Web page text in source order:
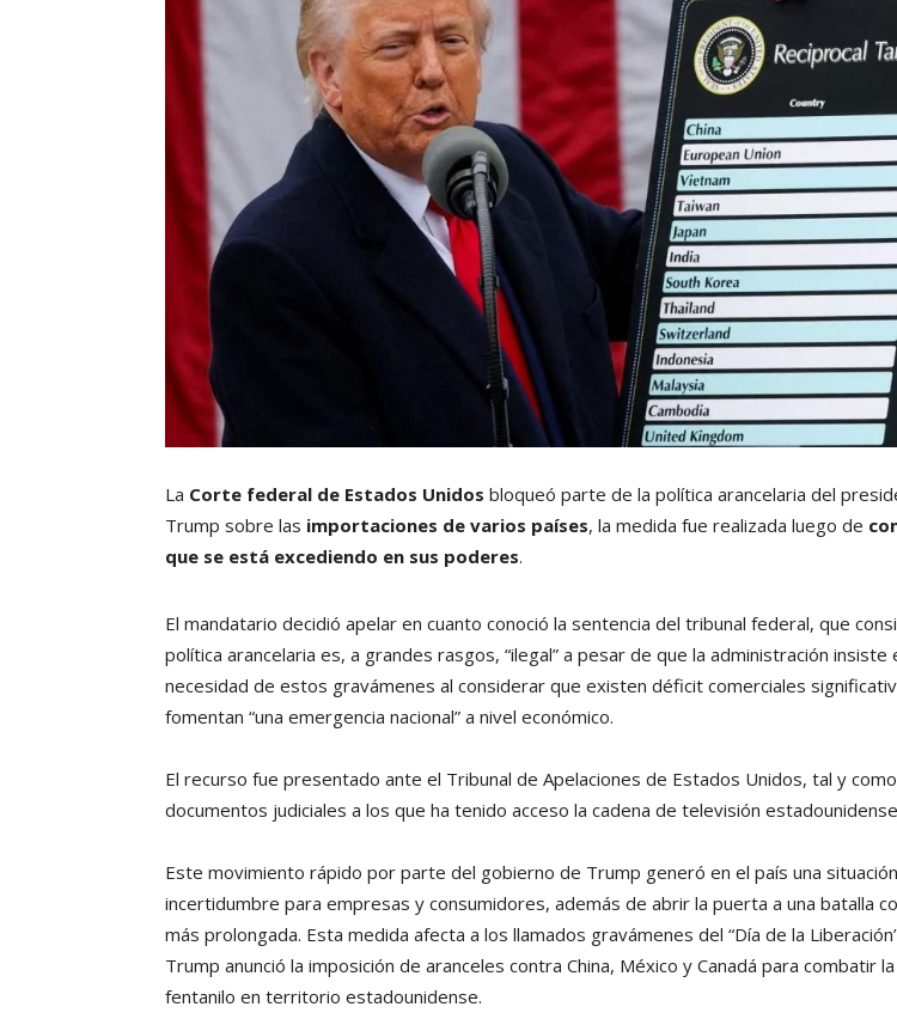
La Corte federal de Estados Unidos bloqueó parte de la política arancelaria del
Trump sobre las importaciones de varios países, la medida fue realizada luego de
que se está excediendo en sus poderes.
El mandatario decidió apelar en cuanto conoció la sentencia del tribunal federal, que
política arancelaria es, a grandes rasgos, “ilegal” a pesar de que la administración insiste
necesidad de estos gravámenes al considerar que existen déficit comerciales
fomentan “una emergencia nacional” a nivel económico.
El recurso fue presentado ante el Tribunal de Apelaciones de Estados Unidos, tal y
documentos judiciales a los que ha tenido acceso la cadena de televisión estadounidense
Este movimiento rápido por parte del gobierno de Trump generó en el país una
incertidumbre para empresas y consumidores, además de abrir la puerta a una batalla
más prolongada. Esta medida afecta a los llamados gravámenes del “Día de la
Trump anunció la imposición de aranceles contra China, México y Canadá para combatir
fentanilo en territorio estadounidense.